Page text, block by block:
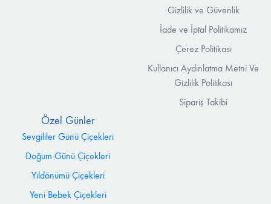
Gizlilik ve Güvenlik
İade ve İptal Politikamız
Çerez Politikası
Kullanıcı Aydınlatma Metni Ve
Gizlilik Politikası
Sipariş Takibi
Özel Günler
Sevgililer Günü Çiçekleri
Doğum Günü Çiçekleri
Yıldönümü Çiçekleri
Yeni Bebek Çiçekleri